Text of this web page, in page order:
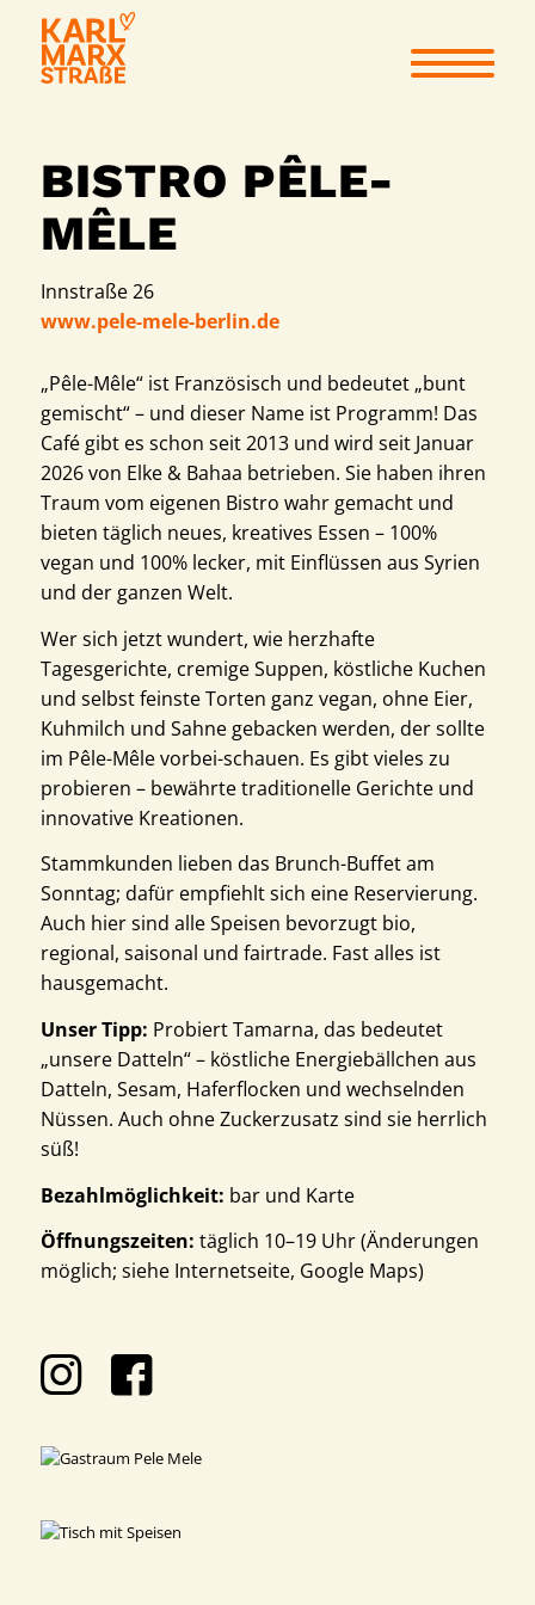
BISTRO PÊLE-
MÊLE
Innstraße 26
www.pele-mele-berlin.de
„Pêle-Mêle“ ist Französisch und bedeutet „bunt
gemischt“ – und dieser Name ist Programm! Das
Café gibt es schon seit 2013 und wird seit Januar
2026 von Elke & Bahaa betrieben. Sie haben ihren
Traum vom eigenen Bistro wahr gemacht und
bieten täglich neues, kreatives Essen – 100%
vegan und 100% lecker, mit Einflüssen aus Syrien
und der ganzen Welt.
Wer sich jetzt wundert, wie herzhafte
Tagesgerichte, cremige Suppen, köstliche Kuchen
und selbst feinste Torten ganz vegan, ohne Eier,
Kuhmilch und Sahne gebacken werden, der sollte
im Pêle-Mêle vorbei-schauen. Es gibt vieles zu
probieren – bewährte traditionelle Gerichte und
innovative Kreationen.
Stammkunden lieben das Brunch-Buffet am
Sonntag; dafür empfiehlt sich eine Reservierung.
Auch hier sind alle Speisen bevorzugt bio,
regional, saisonal und fairtrade. Fast alles ist
hausgemacht.
Unser Tipp: Probiert Tamarna, das bedeutet
„unsere Datteln“ – köstliche Energiebällchen aus
Datteln, Sesam, Haferflocken und wechselnden
Nüssen. Auch ohne Zuckerzusatz sind sie herrlich
süß!
Bezahlmöglichkeit: bar und Karte
Öffnungszeiten: täglich 10–19 Uhr (Änderungen
möglich; siehe Internetseite, Google Maps)